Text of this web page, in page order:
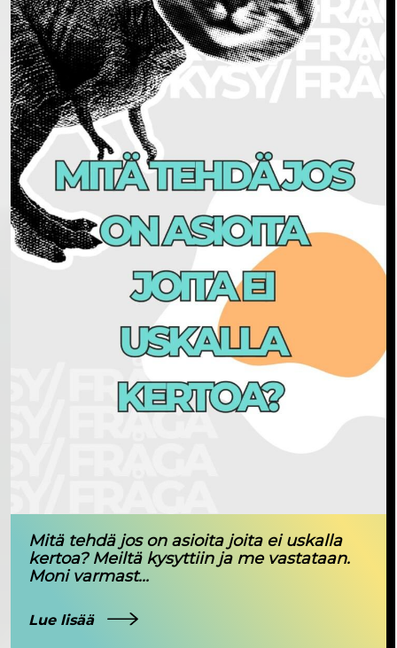
Mitä tehdä jos on asioita joita ei uskalla
kertoa? Meiltä kysyttiin ja me vastataan.
Moni varmast...
Lue lisää